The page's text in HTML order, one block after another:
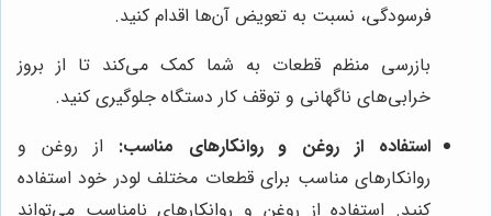
فرسودگی، نسبت به تعویض آن‌ها اقدام کنید.
بازرسی منظم قطعات به شما کمک می‌کند تا از بروز
خرابی‌های ناگهانی و توقف کار دستگاه جلوگیری کنید.
استفاده از روغن و روانکارهای مناسب: از روغن و
روانکارهای مناسب برای قطعات مختلف لودر خود استفاده
کنید. استفاده از روغن و روانکارهای نامناسب می‌تواند